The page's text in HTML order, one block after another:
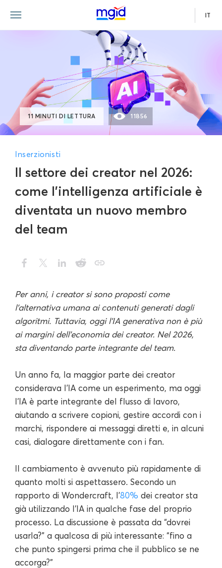
IT
Il settore dei creator nel 2026:
come l'intelligenza artificiale è
diventata un nuovo membro
del team
Inserzionisti
11 MINUTI DI LETTURA 11856
Per anni, i creator si sono proposti come
l'alternativa umana ai contenuti generati dagli
algoritmi. Tuttavia, oggi l'IA generativa non è più
ai margini dell'economia dei creator. Nel 2026,
sta diventando parte integrante del team.
Un anno fa, la maggior parte dei creator
considerava l'IA come un esperimento, ma oggi
l'IA è parte integrante del flusso di lavoro,
aiutando a scrivere copioni, gestire accordi con i
marchi, rispondere ai messaggi diretti e, in alcuni
casi, dialogare direttamente con i fan.
Il cambiamento è avvenuto più rapidamente di
quanto molti si aspettassero. Secondo un
rapporto di Wondercraft, l'80% dei creator sta
già utilizzando l'IA in qualche fase del proprio
processo. La discussione è passata da “dovrei
usarla?” a qualcosa di più interessante: “fino a
che punto spingersi prima che il pubblico se ne
accorga?”